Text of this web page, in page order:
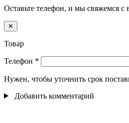
Оставьте телефон, и мы свяжемся с
✕
Товар
Телефон *
Нужен, чтобы уточнить срок
Добавить комментарий